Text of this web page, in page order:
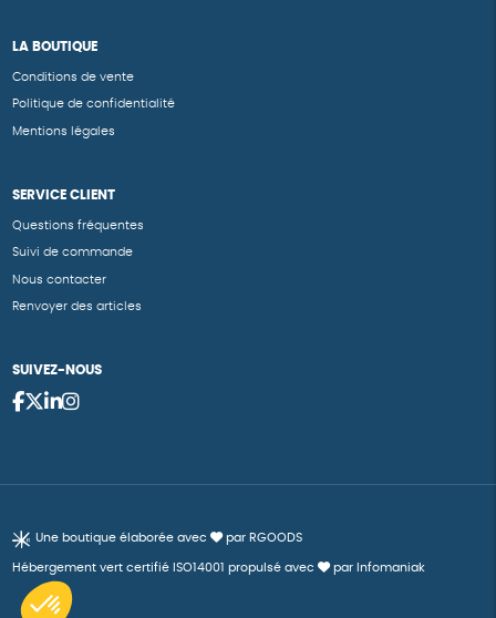
LA BOUTIQUE
Conditions de vente
Politique de confidentialité
Mentions légales
SERVICE CLIENT
Questions fréquentes
Suivi de commande
Nous contacter
Renvoyer des articles
SUIVEZ-NOUS
Une boutique élaborée avec par RGOODS
Hébergement vert certifié ISO14001 propulsé avec par Infomaniak